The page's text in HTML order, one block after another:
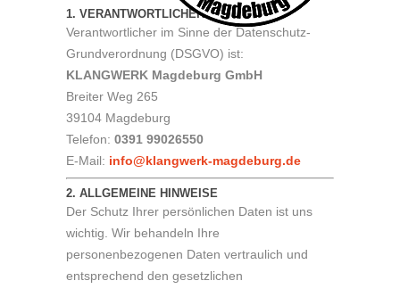
1. VERANTWORTLICHER
Verantwortlicher im Sinne der Datenschutz-
Grundverordnung (DSGVO) ist:
KLANGWERK Magdeburg GmbH
Breiter Weg 265
39104 Magdeburg
Telefon: 0391 99026550
E-Mail: info@klangwerk-magdeburg.de
2. ALLGEMEINE HINWEISE
Der Schutz Ihrer persönlichen Daten ist uns
wichtig. Wir behandeln Ihre
personenbezogenen Daten vertraulich und
entsprechend den gesetzlichen